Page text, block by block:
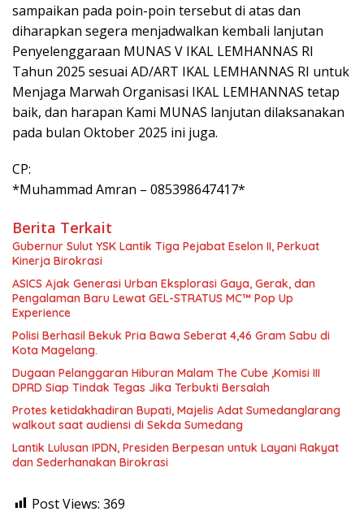
sampaikan pada poin-poin tersebut di atas dan
diharapkan segera menjadwalkan kembali lanjutan
Penyelenggaraan MUNAS V IKAL LEMHANNAS RI
Tahun 2025 sesuai AD/ART IKAL LEMHANNAS RI untuk
Menjaga Marwah Organisasi IKAL LEMHANNAS tetap
baik, dan harapan Kami MUNAS lanjutan dilaksanakan
pada bulan Oktober 2025 ini juga.
CP:
*Muhammad Amran – 085398647417*
Berita Terkait
Gubernur Sulut YSK Lantik Tiga Pejabat Eselon II, Perkuat
Kinerja Birokrasi
ASICS Ajak Generasi Urban Eksplorasi Gaya, Gerak, dan
Pengalaman Baru Lewat GEL-STRATUS MC™ Pop Up
Experience
Polisi Berhasil Bekuk Pria Bawa Seberat 4,46 Gram Sabu di
Kota Magelang.
Dugaan Pelanggaran Hiburan Malam The Cube ,Komisi III
DPRD Siap Tindak Tegas Jika Terbukti Bersalah
Protes ketidakhadiran Bupati, Majelis Adat Sumedanglarang
walkout saat audiensi di Sekda Sumedang
Lantik Lulusan IPDN, Presiden Berpesan untuk Layani Rakyat
dan Sederhanakan Birokrasi
Post Views: 369